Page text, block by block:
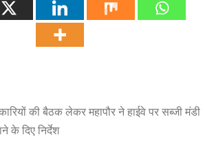
की बैठक लेकर महापौर ने हाईवे पर सब्जी मंडी
के दिए निर्देश